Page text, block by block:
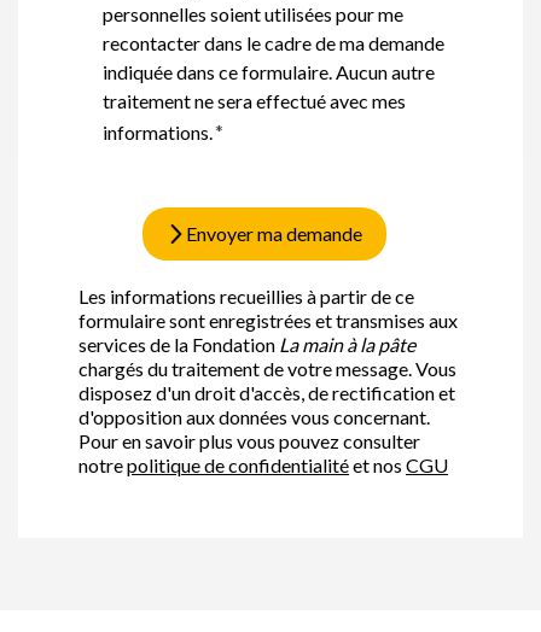
personnelles soient utilisées pour me
recontacter dans le cadre de ma demande
indiquée dans ce formulaire. Aucun autre
traitement ne sera effectué avec mes
informations.
Envoyer ma demande
Les informations recueillies à partir de ce
formulaire sont enregistrées et transmises aux
services de la Fondation La main à la pâte
chargés du traitement de votre message. Vous
disposez d'un droit d'accès, de rectification et
d'opposition aux données vous concernant.
Pour en savoir plus vous pouvez consulter
notrepolitique de confidentialitéet nos CGU